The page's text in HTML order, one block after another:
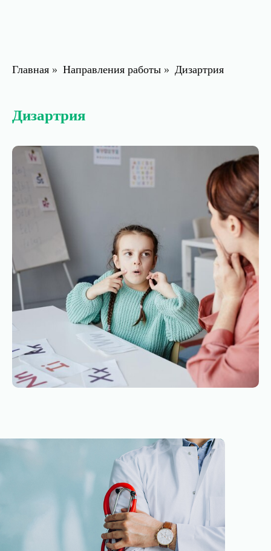
Главная » Направления работы » Дизартрия
Дизартрия